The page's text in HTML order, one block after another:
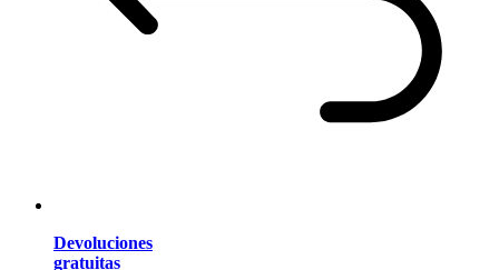
Devoluciones
gratuitas